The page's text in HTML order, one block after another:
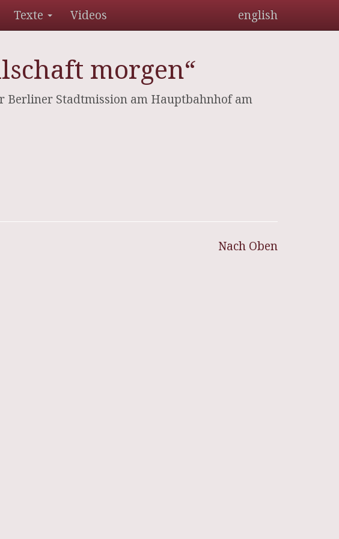
Texte Videos english
morgen“
Berliner Stadtmission am Hauptbahnhof am
Nach Oben